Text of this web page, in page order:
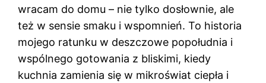
wracam do domu – nie tylko dosłownie, ale
też w sensie smaku i wspomnień. To historia
mojego ratunku w deszczowe popołudnia i
wspólnego gotowania z bliskimi, kiedy
kuchnia zamienia się w mikroświat ciepła i